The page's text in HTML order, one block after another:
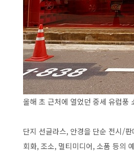
올해 초 근처에 열었던 중세 유럽
단지 선글라스, 안경을 단순 전시/판
회화, 조소, 멀티미디어, 소품 등의